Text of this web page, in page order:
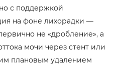
с поддержкой
на фоне лихорадки —
не «дробление», а
мочи через стент или
плановым удалением